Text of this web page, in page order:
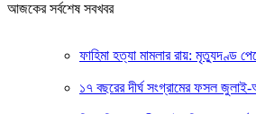
আজকের সর্বশেষ সবখবর
ফাহিমা হত্যা মামলার রায়: মৃত্যুদণ্ড
১৭ বছরের দীর্ঘ সংগ্রামের ফসল